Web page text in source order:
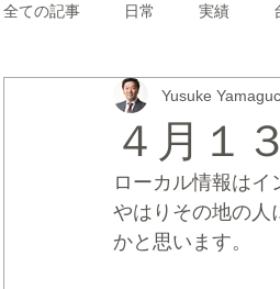
全ての記事 日常 実績
リブランディング® さとう
CRMブランディング® デジ
４月１
Yusuke
ローカル情報は
やはりその地の人
かと思います。